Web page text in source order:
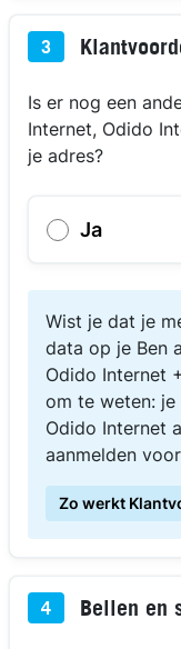
3
Is er nog een
Internet, Odido
je adres?
Ja
Wist je dat je
data op je Ben
Odido Internet
om te weten:
Odido Internet
aanmelden
Zo werkt
4 Bellen en